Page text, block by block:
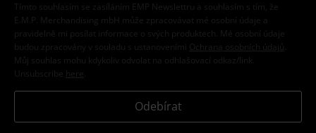
Tímto souhlasím se zasíláním EMP Newslettru a souhlasím s tím, že
E.M.P. Merchandising mbH může zpracovávat mé osobní údaje a
pravidelně mi posílat informace o svých produktech. Mé osobní údaje
budou zpracovány v souladu s ustanoveními
Ochrana osobních údajů
Můj souhlas mohu kdykoliv odvolat na odhlašovací odkaz/link.
Unsubscribe here
Odebírat